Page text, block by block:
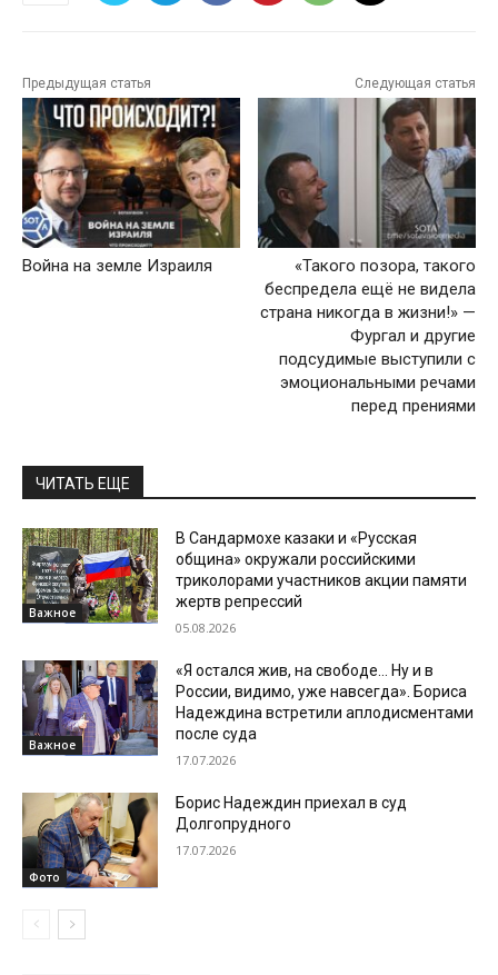
Предыдущая статья
Война на земле Израиля
Следующая статья
«Такого позора, такого
беспредела ещё не видела
страна никогда в жизни!» —
Фургал и другие
подсудимые выступили с
эмоциональными речами
перед прениями
ЧИТАТЬ ЕЩЕ
Важное
В Сандармохе казаки и «Русская
община» окружали российскими
триколорами участников акции памяти
жертв репрессий
05.08.2026
Важное
«Я остался жив, на свободе… Ну и в
России, видимо, уже навсегда». Бориса
Надеждина встретили аплодисментами
после суда
17.07.2026
Фото
Борис Надеждин приехал в суд
Долгопрудного
17.07.2026